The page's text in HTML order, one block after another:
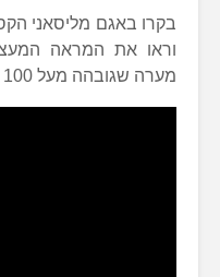
בקרו באגם מליסאני
וראו את המראה
מערה שגובהה מעל 100 מטרים.